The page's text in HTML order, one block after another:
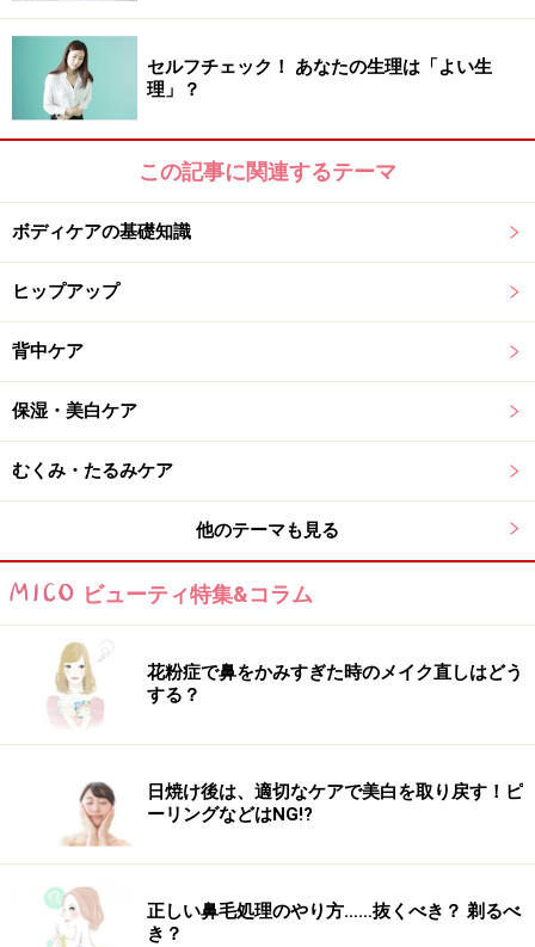
い性質なためオリーブオイルなどで加熱してから食べる
と吸収しやすい状態に変化します。加熱によって水分が
少なくなり、濃縮されるわけですね。生で食べるなら
ば、これも油の含まれるドレッシングをかけることをオ
ススメします。
単に飲めるトマトジュースでもよいでしょう。その際は
牛乳と組み合わせて飲むとさらに効果的。なぜなら牛乳
く、不足しがちなカルシウムも同時に補うことができる
からです。
リコピンは非常に安全性の高い成分であり、一般的には
重大な副作用などは報告されていません。なので朝昼晩
を保つにはお肌のスキンケアも大切ですが、内側から体
を綺麗にする食生活も重要です。ぜひトマトをたくさん
※記事内容は執筆時点のものです。最新の内容をご確認くださ
い。
※個人の体質、また、誤った方法による実践に起因して肌荒れや
不調を引き起こす場合があります。実践の際には、必ず自身の体
Amazonで人気のボディケア用品をチェック！
セルフチェック！ あなたの生理は「よい生
理」？
この記事に関連するテーマ
ボディケアの基礎知識
ヒップアップ
背中ケア
保湿・美白ケア
むくみ・たるみケア
他のテーマも見る
ビューティ特集&コラム
花粉症で鼻をかみすぎた時のメイク直しはどう
する？
日焼け後は、適切なケアで美白を取り戻す！ピ
ーリングなどはNG!?
正しい鼻毛処理のやり方……抜くべき？ 剃るべ
き？